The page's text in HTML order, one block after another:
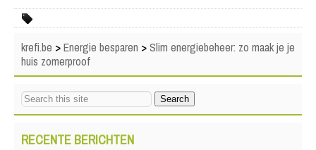
krefi.be >Energie besparen >Slim energiebeheer: zo maak je je
huis zomerproof
RECENTE BERICHTEN